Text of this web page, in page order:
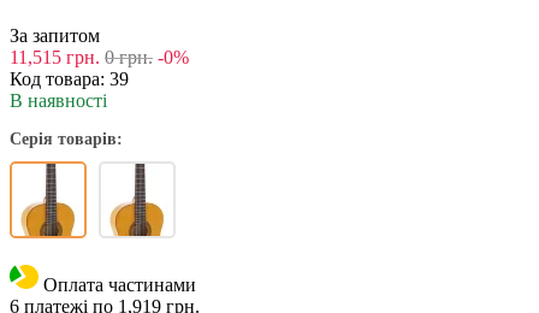
За запитом
11,515 грн. 0 грн. -0%
Код товара: 39
В наявності
Серія товарів:
Оплата частинами
6 платежі по 1,919 грн.